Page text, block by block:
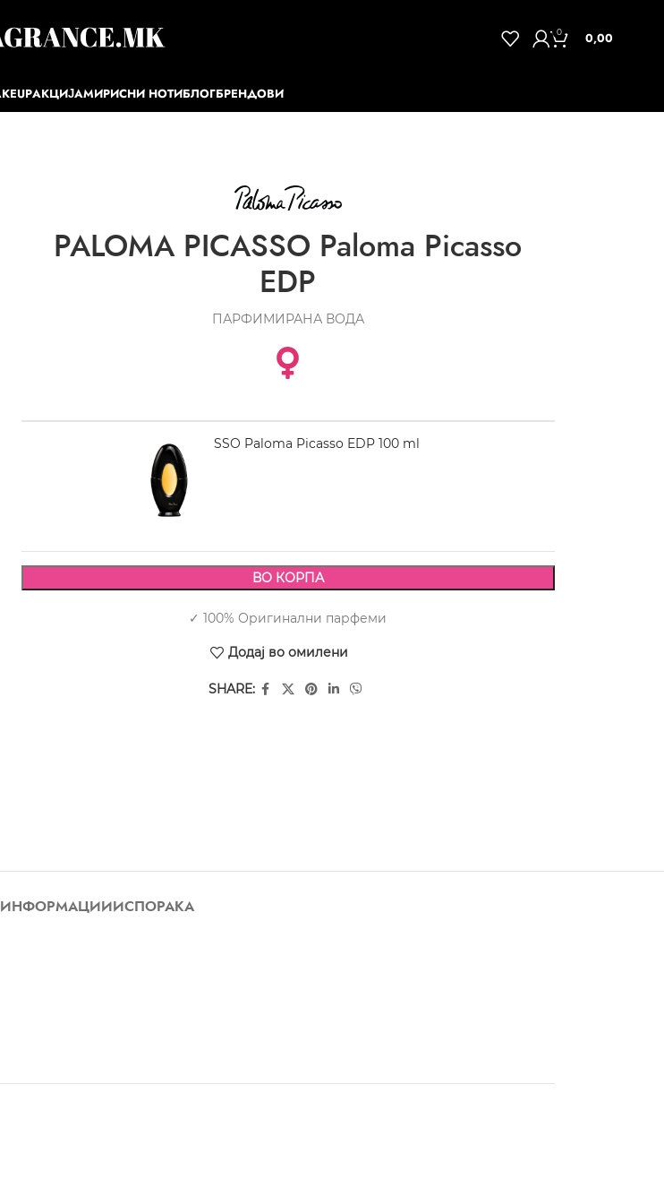
0 0,00
АКЦИЈАМИРИСНИ НОТИБЛОГБРЕНДОВИ
PALOMA PICASSO Paloma Picasso
EDP
ПАРФИМИРАНА ВОДА
PALOMA PICASSO Paloma Picasso EDP 100 ml
3.170,00
ВО КОРПА
✓ 100% Оригинални парфеми
Додај во омилени
SHARE:
ИСПОРАКА